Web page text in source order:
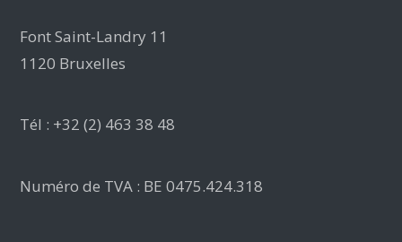
Font Saint-Landry 11
1120 Bruxelles
Tél : +32 (2) 463 38 48
Numéro de TVA : BE 0475.424.318